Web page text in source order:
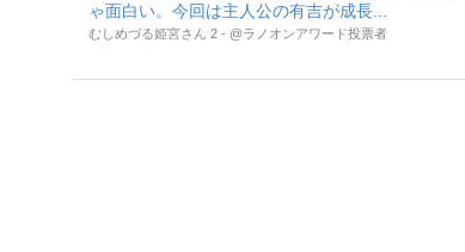
ゃ面白い。今回は主人公の有吉が成長...
むしめづる姫宮さん 2 - @ラノオンアワード投票者